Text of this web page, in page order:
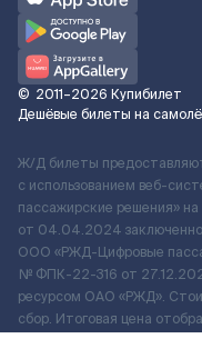
© 2011–2026 Купибилет
Дешёвые билеты на
Ж/Д билеты
с использованием веб-
пассажирские решения»
от 04.04.2024
ООО «РЖД-Цифровые
№ ФПК-22-316 от
ресурсом ОАО «РЖД».
сбор. Итоговая цена